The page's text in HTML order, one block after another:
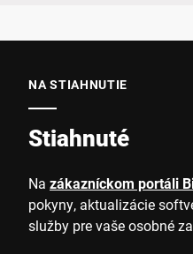
NA STIAHNUTIE
Stiahnuté
Na zákazníckom portáli
pokyny, aktualizácie
služby pre vaše osobné